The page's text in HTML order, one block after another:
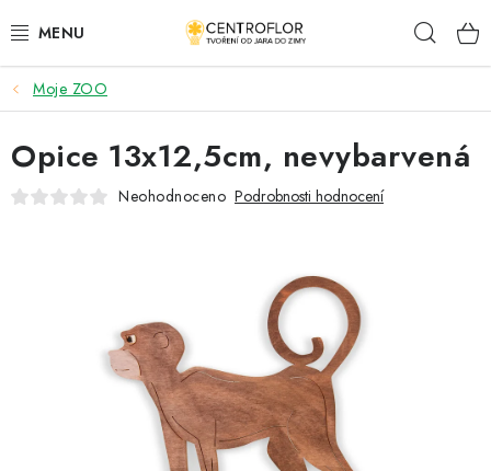
na
SEZÓNNÍ TVOŘENÍ
DŘEVĚNÉ VÝROBKY
MEDAILE
VŠE PRO TVOŘENÍ
KVĚTINY A LISTY
Moje ZOO
Opice 13x12,5cm, nevybarvená
Neohodnoceno Podrobnosti hodnocení